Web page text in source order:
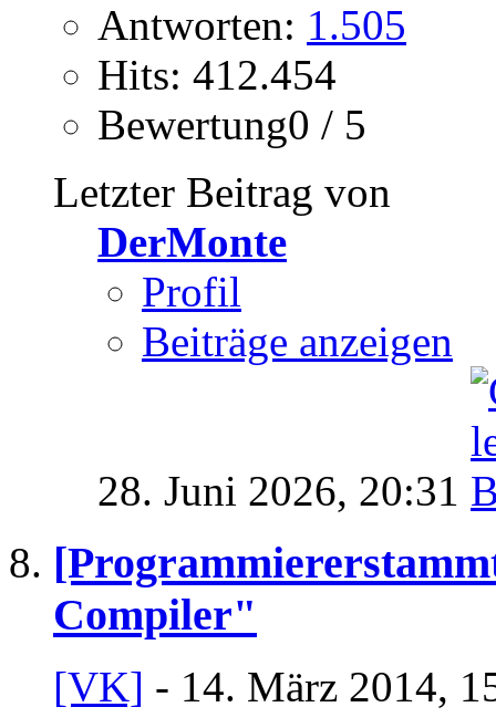
Antworten: 1.505
Hits: 412.454
Bewertung0 / 5
Letzter Beitrag von
DerMonte
Profil
Beiträge anzeigen
28. Juni 2026, 20:31
Compiler"
[VK] - 14. März 2014,